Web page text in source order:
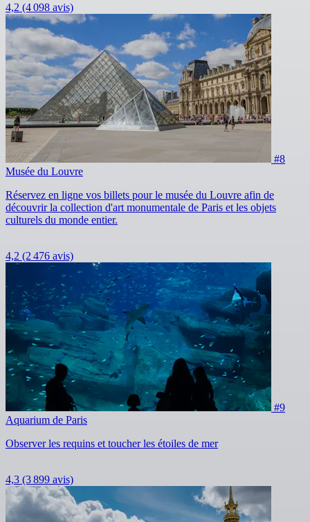
4,2 (4 098 avis)
#8
Musée du Louvre
Réservez en ligne vos billets pour le musée du Louvre afin de
découvrir la collection d'art monumentale de Paris et les objets
culturels du monde entier.
4,2 (2 476 avis)
#9
Aquarium de Paris
Observer les requins et toucher les étoiles de mer
4,3 (3 899 avis)